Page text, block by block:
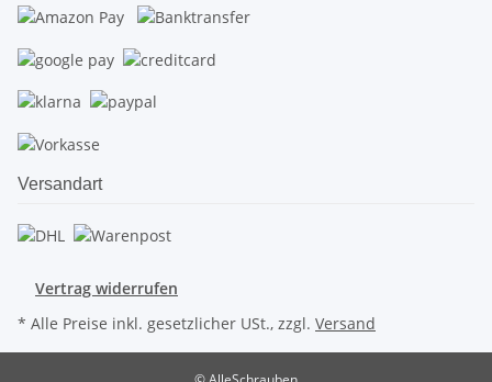
Versandart
Vertrag widerrufen
* Alle Preise inkl. gesetzlicher USt., zzgl. Versand